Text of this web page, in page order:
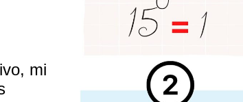
mi